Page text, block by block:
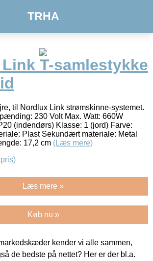
TRHA
T-samlestykke
til Nordlux Link strømskinne-systemet.
230 Volt Max. Watt: 660W
(indendørs) Klasse: 1 (jord) Farve:
Plast Sekundært materiale: Metal
17,2 cm (Læs mere)
Læs mere »
Køb nu »
kender vi alle sammen,
de bedste på nettet? Her er der bl.a.